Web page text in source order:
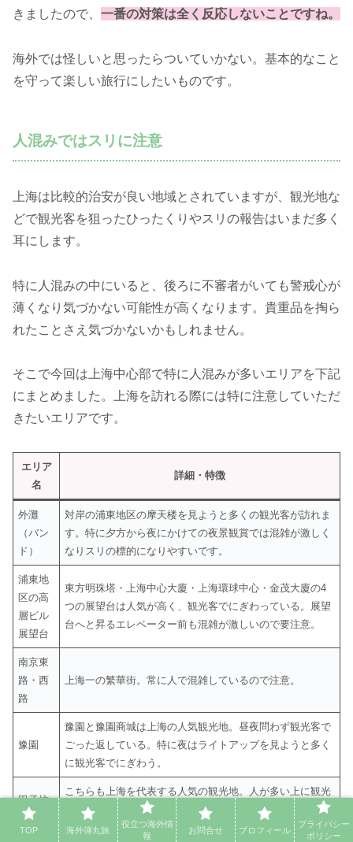
きましたので、 一番の対策は全く反応しないことですね。
海外では怪しいと思ったらついていかない。基本的なこと
を守って楽しい旅行にしたいものです。
人混みではスリに注意
上海は比較的治安が良い地域とされていますが、観光地な
どで観光客を狙ったひったくりやスリの報告はいまだ多く
耳にします。
特に人混みの中にいると、後ろに不審者がいても警戒心が
薄くなり気づかない可能性が高くなります。貴重品を掏ら
れたことさえ気づかないかもしれません。
そこで今回は上海中心部で特に人混みが多いエリアを下記
にまとめました。上海を訪れる際には特に注意していただ
きたいエリアです。
エリア
名
詳細・特徴
外灘
（バン
ド）
対岸の浦東地区の摩天楼を見ようと多くの観光客が訪れま
す。特に夕方から夜にかけての夜景観賞では混雑が激しく
なりスリの標的になりやすいです。
浦東地
区の高
層ビル
展望台
東方明珠塔・上海中心大廈・上海環球中心・金茂大廈の4
つの展望台は人気が高く、観光客でにぎわっている。展望
台へと昇るエレベーター前も混雑が激しいので要注意。
南京東
路・西
路
上海一の繁華街。常に人で混雑しているので注意。
豫園
豫園と豫園商城は上海の人気観光地。昼夜問わず観光客で
ごった返している。特に夜はライトアップを見ようと多く
に観光客でにぎわう。
田子坊
こちらも上海を代表する人気の観光地。人が多い上に観光
路地が狭いので人との距離が近くなりやすい。
TOP 海外弾丸旅
役立つ海外情
報
お問合せ プロフィール
プライバシー
ポリシー